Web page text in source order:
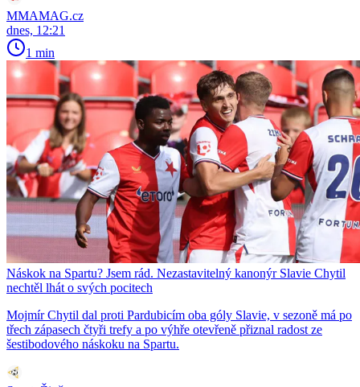
MMAMAG.cz
dnes, 12:21
1 min
Náskok na Spartu? Jsem rád. Nezastavitelný kanonýr Slavie Chytil
nechtěl lhát o svých pocitech
Mojmír Chytil dal proti Pardubicím oba góly Slavie, v sezoně má po
třech zápasech čtyři trefy a po výhře otevřeně přiznal radost ze
šestibodového náskoku na Spartu.